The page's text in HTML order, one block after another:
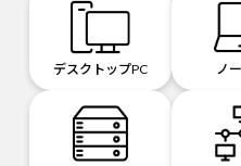
デスクトップPC ノ